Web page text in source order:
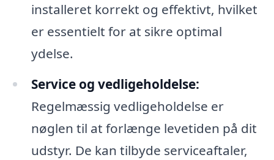
installeret korrekt og effektivt, hvilket
er essentielt for at sikre optimal
ydelse.
Service og vedligeholdelse:
Regelmæssig vedligeholdelse er
nøglen til at forlænge levetiden på dit
udstyr. De kan tilbyde serviceaftaler,